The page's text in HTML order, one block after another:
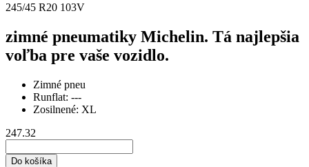
245/45 R20 103V
zimné pneumatiky Michelin. Tá najlepšia
voľba pre vaše vozidlo.
Zimné pneu
Runflat: ---
Zosilnené: XL
247.32
Do košíka